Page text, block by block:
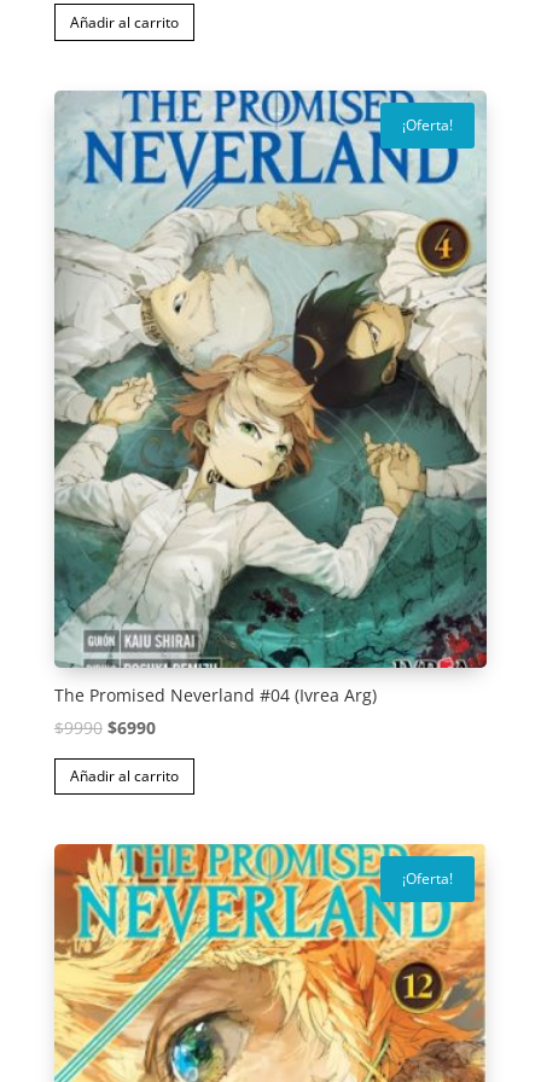
original
$9990.
actual
$6990.
Añadir al carrito
¡Oferta!
The Promised Neverland #04 (Ivrea Arg)
$9990 El
precio
original
$9990.
$6990El
precio
actual
$6990.
Añadir al carrito
¡Oferta!